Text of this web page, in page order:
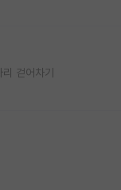
걷어차기